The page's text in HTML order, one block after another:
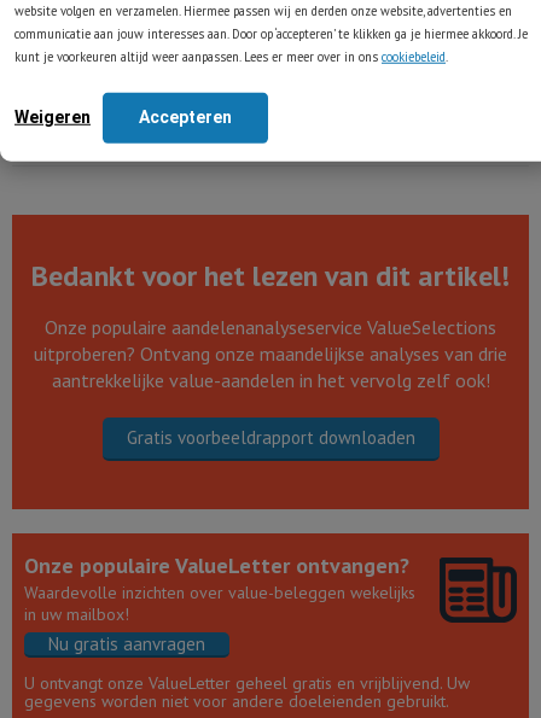
website volgen en verzamelen. Hiermee passen wij en derden onze website, advertenties en
communicatie aan jouw interesses aan. Door op ‘accepteren’ te klikken ga je hiermee akkoord. Je
kunt je voorkeuren altijd weer aanpassen. Lees er meer over in ons cookiebeleid
Weigeren Accepteren
Tell-a-friend !
Bedankt voor het lezen van dit artikel!
Onze populaire aandelenanalyseservice ValueSelections
uitproberen? Ontvang onze maandelijkse analyses van drie
aantrekkelijke value-aandelen in het vervolg zelf ook!
Gratis voorbeeldrapport downloaden
Onze populaire ValueLetter ontvangen?
Waardevolle inzichten over value-beleggen wekelijks
in uw mailbox!
Nu gratis aanvragen
U ontvangt onze ValueLetter geheel gratis en vrijblijvend. Uw
gegevens worden niet voor andere doeleienden gebruikt.